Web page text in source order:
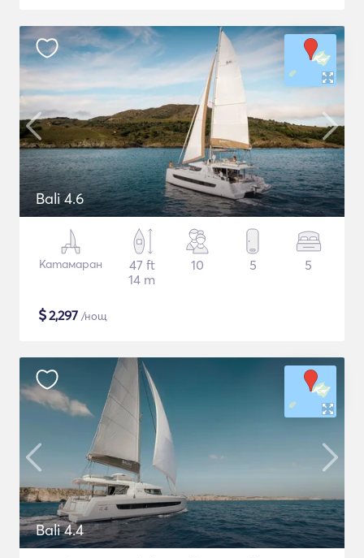
Bali 4.6
Катамаран
47 ft
14 m
10 5 5
$2,297 /нощ
Bali 4.4